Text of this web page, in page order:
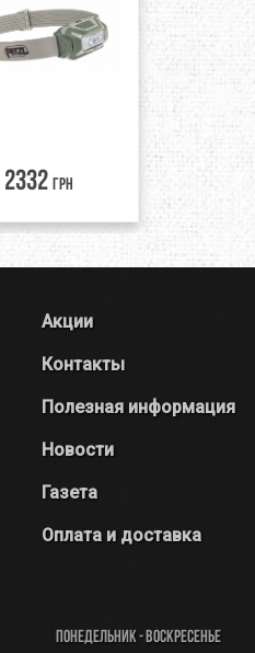
2332 грн
Акции
Контакты
Полезная информация
Новости
Газета
Оплата и доставка
Понедельник - Воскресенье